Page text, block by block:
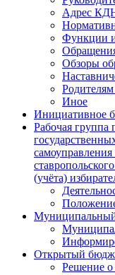
Адрес
Функции и
Обзоры
Иное
Инициативное
Рабочая группа
(учёта)
Открытый
Решение